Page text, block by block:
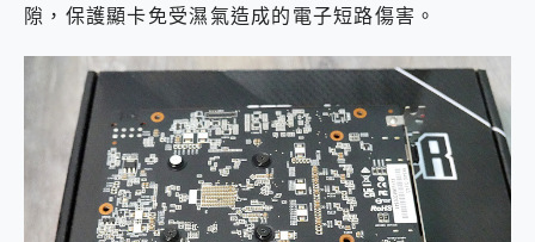
隙，保護顯卡免受濕氣造成的電子短路傷害。